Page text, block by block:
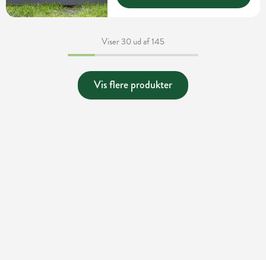
Viser 30 ud af 145
Vis flere produkter